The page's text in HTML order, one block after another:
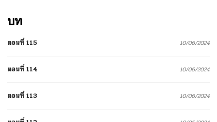
บท
ตอนที่ 115 10/06/2024
ตอนที่ 114 10/06/2024
ตอนที่ 113 10/06/2024